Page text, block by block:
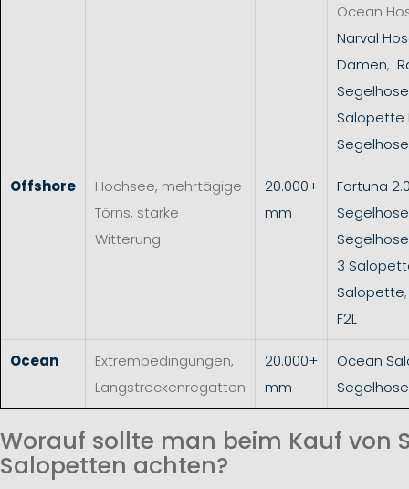
Ocean
Narval
Damen,
Segelhose
Salopette
Segelhose
Offshore
Hochsee, mehrtägige
Törns, starke
Witterung
20.000+
mm
Fortuna
Segelhose
3
Salopette
F2L
Ocean
Extrembedingungen,
Langstreckenregatten
20.000+
mm
Ocean
Segelhose
Worauf sollte man beim Kauf von
Salopetten achten?